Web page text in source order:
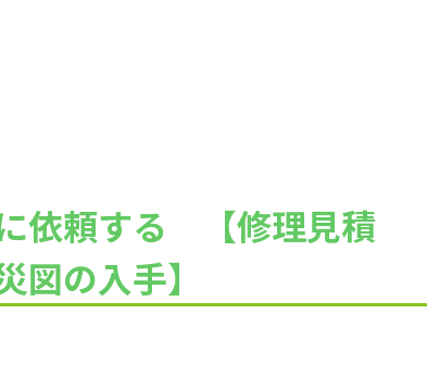
依頼する 【修理見積
図の入手】